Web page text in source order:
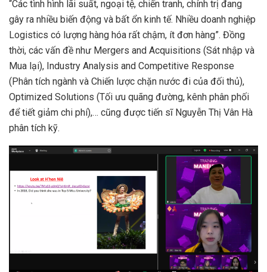
“Các tình hình lãi suất, ngoại tệ, chiến tranh, chính trị đang
gây ra nhiều biến động và bất ổn kinh tế. Nhiều doanh nghiệp
Logistics có lượng hàng hóa rất chậm, ít đơn hàng”. Đồng
thời, các vấn đề như Mergers and Acquisitions (Sát nhập và
Mua lại), Industry Analysis and Competitive Response
(Phân tích ngành và Chiến lược chặn nước đi của đối thủ),
Optimized Solutions (Tối ưu quãng đường, kênh phân phối
để tiết giảm chi phí),… cũng được tiến sĩ Nguyễn Thị Vân Hà
phân tích kỹ.